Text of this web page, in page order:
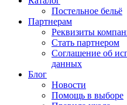
Постельное бельё
Партнерам
Реквизиты
Стать партнером
Соглашение об
данных
Блог
Новости
Помощь в выборе